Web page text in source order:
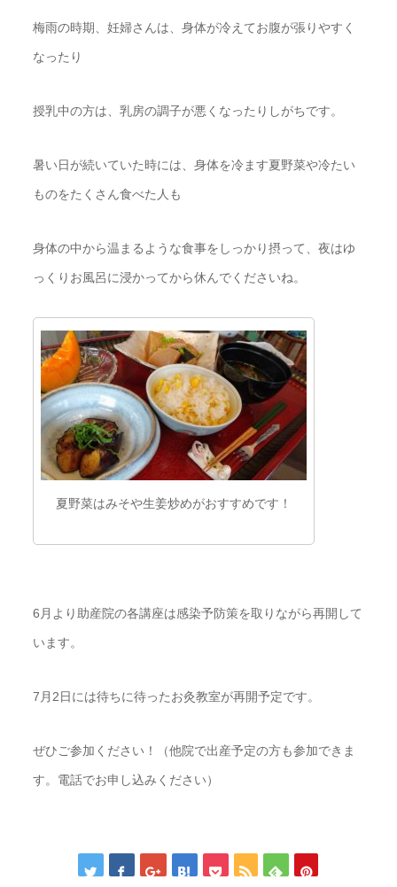
梅雨の時期、妊婦さんは、身体が冷えてお腹が張りやすく
なったり
授乳中の方は、乳房の調子が悪くなったりしがちです。
暑い日が続いていた時には、身体を冷ます夏野菜や冷たい
ものをたくさん食べた人も
身体の中から温まるような食事をしっかり摂って、夜はゆ
っくりお風呂に浸かってから休んでくださいね。
夏野菜はみそや生姜炒めがおすすめです！
6月より助産院の各講座は感染予防策を取りながら再開して
います。
7月2日には待ちに待ったお灸教室が再開予定です。
ぜひご参加ください！（他院で出産予定の方も参加できま
す。電話でお申し込みください）